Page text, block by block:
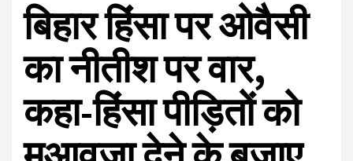
बिहार हिंसा पर ओवैसी
का नीतीश पर वार,
कहा-हिंसा पीड़ितों को